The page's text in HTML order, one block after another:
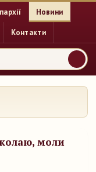
Новини
Контакти
моли